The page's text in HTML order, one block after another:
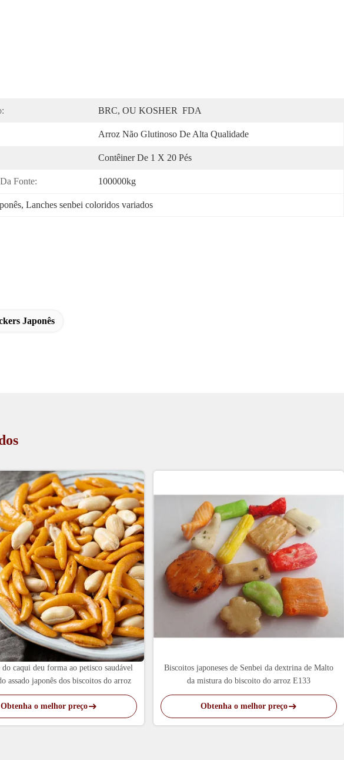
BRC, OU KOSHER  FDA
Arroz Não Glutinoso De Alta Qualidade
Contêiner De 1 X 20 Pés
Fonte: 100000kg
, Lanches senbei coloridos variados
Japonês
do caqui deu forma ao petisco saudável
assado japonês dos biscoitos do arroz
Obtenha o melhor preço
Biscoitos japoneses de Senbei da dextrina de Malto
da mistura do biscoito do arroz E133
Obtenha o melhor preço